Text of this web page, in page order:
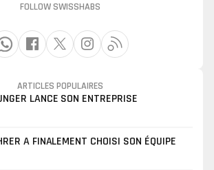
FOLLOW SWISSHABS
ARTICLES POPULAIRES
LANCE SON ENTREPRISE
A FINALEMENT CHOISI SON ÉQUIPE